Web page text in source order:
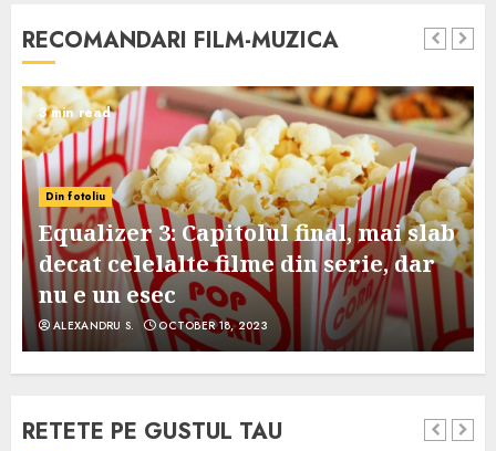
RECOMANDARI FILM-MUZICA
3 min read
Din fotoliu
Equalizer 3: Capitolul final, mai slab
decat celelalte filme din serie, dar
nu e un esec
ALEXANDRU S. OCTOBER 18, 2023
RETETE PE GUSTUL TAU